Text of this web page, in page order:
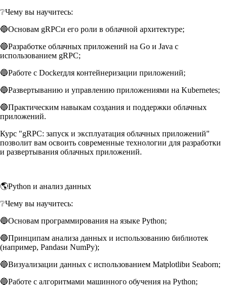
❔Чему вы научитесь:
🔵Основам gRPCи его роли в облачной архитектуре;
🔵Разработке облачных приложений на Go и Java с
использованием gRPC;
🔵Работе с Dockerдля контейнеризации приложений;
🔵Развертыванию и управлению приложениями на Kubernetes;
🔵Практическим навыкам создания и поддержки облачных
приложений.
Курс "gRPC: запуск и эксплуатация облачных приложений"
позволит вам освоить современные технологии для разработки
и развертывания облачных приложений.
🌎Python и анализ данных
❔Чему вы научитесь:
🔵Основам программирования на языке Python;
🔵Принципам анализа данных и использованию библиотек
(например, Pandasи NumPy);
🔵Визуализации данных с использованием Matplotlibи Seaborn;
🔵Работе с алгоритмами машинного обучения на Python;